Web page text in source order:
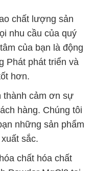
chất lượng sản
nhu cầu của quý
của bạn là động
Phát phát triển và
hơn.
thành cảm ơn sự
hàng. Chúng tôi
những sản phẩm
sắc.
chất hóa chất